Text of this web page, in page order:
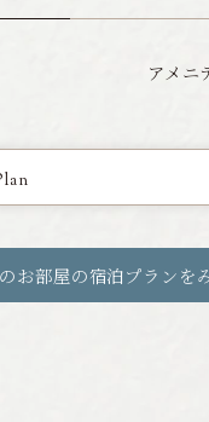
アメニ
お部屋の宿泊プランを